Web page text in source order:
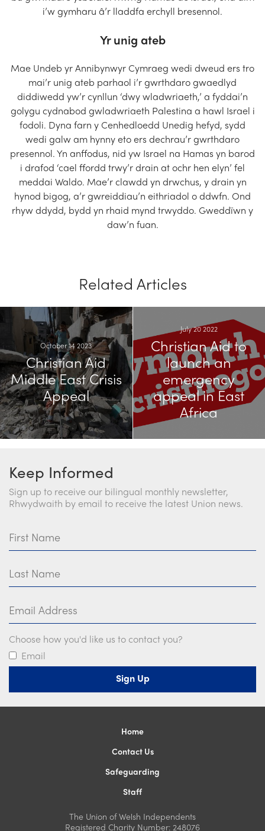
i’w gymharu â’r lladdfa erchyll bresennol.
Yr unig ateb
Mae Undeb yr Annibynwyr Cymraeg wedi dweud ers tro
mai’r unig ateb parhaol i’r gwrthdaro gwaedlyd
diddiwedd yw’r cynllun ‘dwy wladwriaeth,’ a fyddai’n
golygu cydnabod gwladwriaeth Palestina a hawl Israel i
fodoli. Dyna farn y Cenhedloedd Unedig hefyd, sydd
wedi galw am hynny eto ers dechrau’r gwrthdaro
presennol. Yn anffodus, nid yw Israel na Hamas yn barod
i drafod ‘cael ffordd trwy’r drain at ochr hen elyn’ fel
meddai Waldo. Mae’r clawdd yn drwchus, y drain yn
hynod bigog, a’r gwreiddiau’n eithriadol o ddwfn. Ond
rhyw ddydd, bydd yn rhaid mynd trwyddo. Gweddïwn y
daw’n fuan.
Related Articles
October 14 2023
Christian Aid
Middle East Crisis
Appeal
July 20 2022
Christian Aid to
launch an
emergency
appeal in East
Africa
Keep Informed
Sign up to receive our bilingual monthly newsletter,
Rhwydwaith by email to receive the latest Union news.
Choose how you'd like us to contact you?
Email
Home
Contact Us
Safeguarding
Staff
The Union of Welsh Independents
Registered Charity Number: 248076